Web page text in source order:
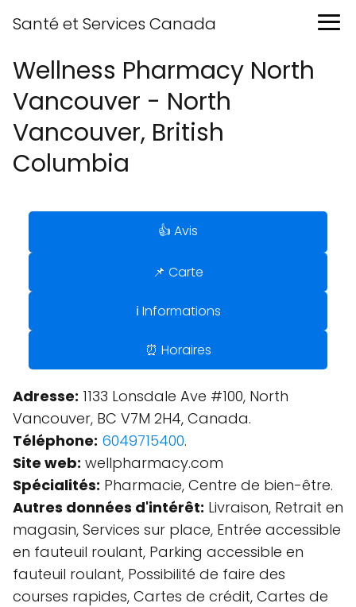
Santé et Services Canada
Wellness Pharmacy North
Vancouver - North
Vancouver, British
Columbia
👍 Avis
📌 Carte
ℹ️ Informations
⏰ Horaires
Adresse: 1133 Lonsdale Ave #100, North
Vancouver, BC V7M 2H4, Canada.
Téléphone: 6049715400.
Site web: wellpharmacy.com
Spécialités: Pharmacie, Centre de bien-être.
Autres données d'intérêt: Livraison, Retrait en
magasin, Services sur place, Entrée accessible
en fauteuil roulant, Parking accessible en
fauteuil roulant, Possibilité de faire des
courses rapides, Cartes de crédit, Cartes de